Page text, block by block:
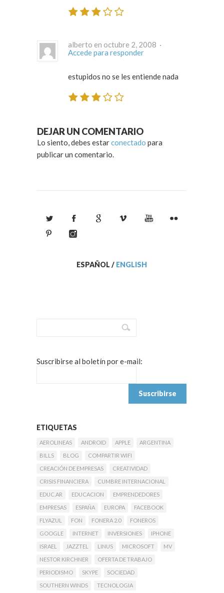
alberto en octubre 2, 2008 ·
Accede para responder
estupidos no se les entiende nada
DEJAR UN COMENTARIO
Lo siento, debes estarconectado para
publicar un comentario.
ESPAÑOL / ENGLISH
Suscribirse al boletín por e-mail:
ETIQUETAS
AEROLINEAS ANDROID APPLE
ARGENTINA
BILLS
BLOG
COMPARTIR WIFI
CREACIÓN DE EMPRESAS
CREATIVIDAD
CRISIS FINANCIERA
CUMBRE INTERNACIONAL
EDUC.AR
EDUCACION
EMPRENDEDORES
EMPRESAS
ESPAÑA EUROPA
FACEBOOK
FLYAZUL
FON FONERA 2.0
FONEROS
GOOGLE
INTERNET INVERSIONES
IPHONE
ISRAEL
JAZZTEL LINUS MICROSOFT
MV
NESTOR KIRCHNER
OFERTA DE TRABAJO
PERIODISMO
SKYPE
SOCIEDAD
SOUTHERN WINDS
TECNOLOGIA